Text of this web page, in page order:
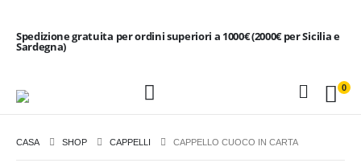
Spedizione gratuita per ordini superiori a 1000€ (2000€ per Sicilia e
Sardegna)
0
CASA SHOP CAPPELLI CAPPELLO CUOCO IN CARTA